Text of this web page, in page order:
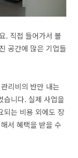
. 직접 들어가서 볼
공간에 많은 기업들
리비의 반만 내는
습니다. 실제 사업을
되는 비용 외에도 장
서 혜택을 받을 수